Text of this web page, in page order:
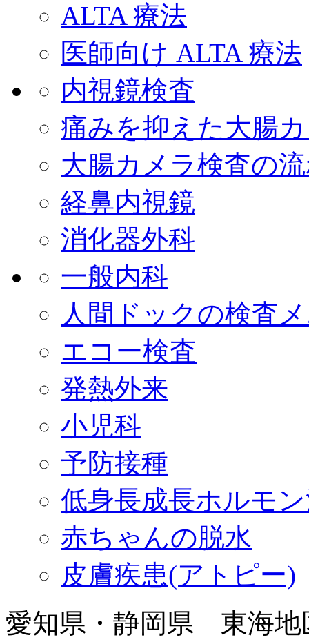
ALTA 療法
医師向け ALTA 療法
内視鏡検査
痛みを抑えた大腸
大腸カメラ検査の
経鼻内視鏡
消化器外科
一般内科
人間ドックの検査
エコー検査
発熱外来
小児科
予防接種
低身長成長ホルモ
赤ちゃんの脱水
皮膚疾患(アトピー)
愛知県・静岡県 東海地